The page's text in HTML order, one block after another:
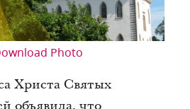
Photo
Христа Святых